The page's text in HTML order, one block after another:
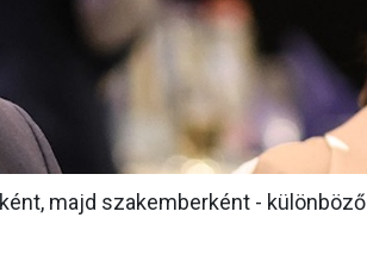
majd szakemberként - különböző